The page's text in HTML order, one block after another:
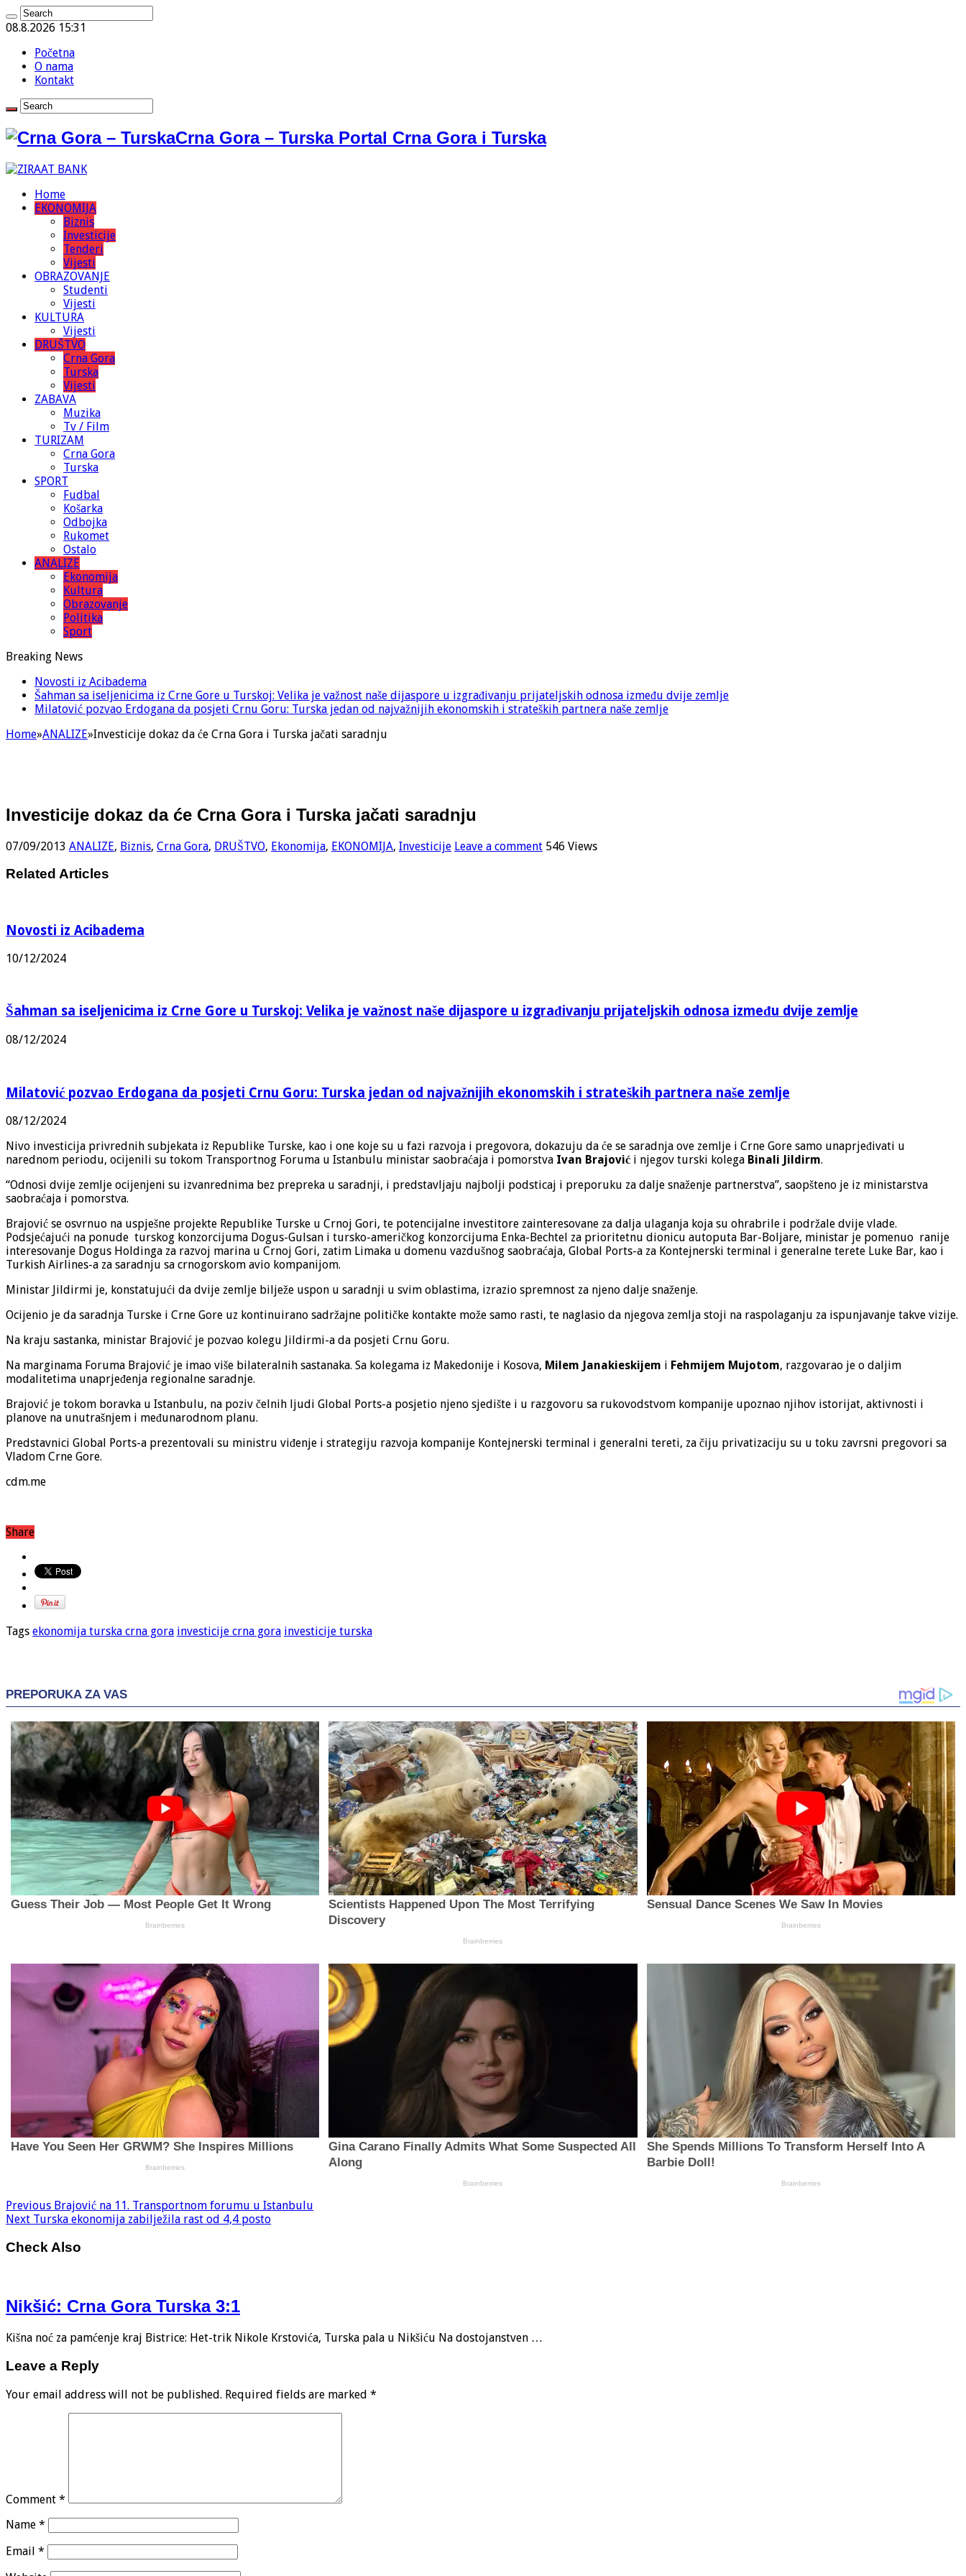
08.8.2026 15:31
Početna
O nama
Kontakt
Crna Gora – Turska Portal Crna Gora i Turska
Home
EKONOMIJA
Biznis
Investicije
Tenderi
Vijesti
OBRAZOVANJE
Studenti
Vijesti
KULTURA
Vijesti
DRUŠTVO
Crna Gora
Turska
Vijesti
ZABAVA
Muzika
Tv / Film
TURIZAM
Crna Gora
Turska
SPORT
Fudbal
Košarka
Odbojka
Rukomet
Ostalo
ANALIZE
Ekonomija
Kultura
Obrazovanje
Politika
Sport
Breaking News
Novosti iz Acibadema
Šahman sa iseljenicima iz Crne Gore u Turskoj: Velika je važnost naše dijaspore u izgrađivanju prijateljskih odnosa između dvije zemlje
Milatović pozvao Erdogana da posjeti Crnu Goru: Turska jedan od najvažnijih ekonomskih i strateških partnera naše zemlje
Home»ANALIZE»Investicije dokaz da će Crna Gora i Turska jačati saradnju
Investicije dokaz da će Crna Gora i Turska jačati saradnju
07/09/2013 ANALIZE, Biznis, Crna Gora, DRUŠTVO, Ekonomija, EKONOMIJA, Investicije Leave a comment 546 Views
Related Articles
Novosti iz Acibadema
10/12/2024
Šahman sa iseljenicima iz Crne Gore u Turskoj: Velika je važnost naše dijaspore u izgrađivanju prijateljskih odnosa između dvije zemlje
08/12/2024
Milatović pozvao Erdogana da posjeti Crnu Goru: Turska jedan od najvažnijih ekonomskih i strateških partnera naše zemlje
08/12/2024
Nivo investicija privrednih subjekata iz Republike Turske, kao i one koje su u fazi razvoja i pregovora, dokazuju da će se saradnja ove zemlje i Crne Gore samo unaprjeđivati u
narednom periodu, ocijenili su tokom Transportnog Foruma u Istanbulu ministar saobraćaja i pomorstva Ivan Brajović i njegov turski kolega Binali Jildirm.
“Odnosi dvije zemlje ocijenjeni su izvanrednima bez prepreka u saradnji, i predstavljaju najbolji podsticaj i preporuku za dalje snaženje partnerstva”, saopšteno je iz ministarstva
saobraćaja i pomorstva.
Brajović se osvrnuo na uspješne projekte Republike Turske u Crnoj Gori, te potencijalne investitore zainteresovane za dalja ulaganja koja su ohrabrile i podržale dvije vlade.
Podsjećajući na ponude turskog konzorcijuma Dogus-Gulsan i tursko-američkog konzorcijuma Enka-Bechtel za prioritetnu dionicu autoputa Bar-Boljare, ministar je pomenuo ranije
interesovanje Dogus Holdinga za razvoj marina u Crnoj Gori, zatim Limaka u domenu vazdušnog saobraćaja, Global Ports-a za Kontejnerski terminal i generalne terete Luke Bar, kao i
Turkish Airlines-a za saradnju sa crnogorskom avio kompanijom.
Ministar Jildirmi je, konstatujući da dvije zemlje bilježe uspon u saradnji u svim oblastima, izrazio spremnost za njeno dalje snaženje.
Ocijenio je da saradnja Turske i Crne Gore uz kontinuirano sadržajne političke kontakte može samo rasti, te naglasio da njegova zemlja stoji na raspolaganju za ispunjavanje takve vizije.
Na kraju sastanka, ministar Brajović je pozvao kolegu Jildirmi-a da posjeti Crnu Goru.
Na marginama Foruma Brajović je imao više bilateralnih sastanaka. Sa kolegama iz Makedonije i Kosova, Milem Janakieskijem i Fehmijem Mujotom, razgovarao je o daljim
modalitetima unaprjeđenja regionalne saradnje.
Brajović je tokom boravka u Istanbulu, na poziv čelnih ljudi Global Ports-a posjetio njeno sjedište i u razgovoru sa rukovodstvom kompanije upoznao njihov istorijat, aktivnosti i
planove na unutrašnjem i međunarodnom planu.
Predstavnici Global Ports-a prezentovali su ministru viđenje i strategiju razvoja kompanije Kontejnerski terminal i generalni tereti, za čiju privatizaciju su u toku zavrsni pregovori sa
Vladom Crne Gore.
cdm.me
Share
Tags ekonomija turska crna gora investicije crna gora investicije turska
Previous Brajović na 11. Transportnom forumu u Istanbulu
Next Turska ekonomija zabilježila rast od 4,4 posto
Check Also
Nikšić: Crna Gora Turska 3:1
Kišna noć za pamćenje kraj Bistrice: Het-trik Nikole Krstovića, Turska pala u Nikšiću Na dostojanstven …
Leave a Reply
Your email address will not be published. Required fields are marked *
Comment *
Name *
Email *